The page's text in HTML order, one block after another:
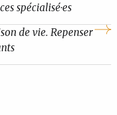
spécialisé·es
de vie. Repenser